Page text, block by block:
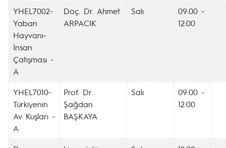
YHEL7002-
Yaban
Hayvanı-
İnsan
Çatışması -
A
Doç. Dr. Ahmet
ARPACIK
Salı
09:00 -
12:00
YHEL7010-
Türkiyenin
Av Kuşları -
A
Prof. Dr.
Şağdan
BAŞKAYA
Salı
09:00 -
12:00